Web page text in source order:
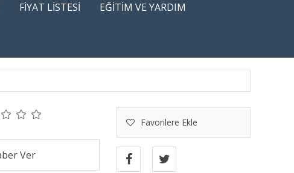
FİYAT LİSTESİ EĞİTİM VE YARDIM
Favorilere Ekle